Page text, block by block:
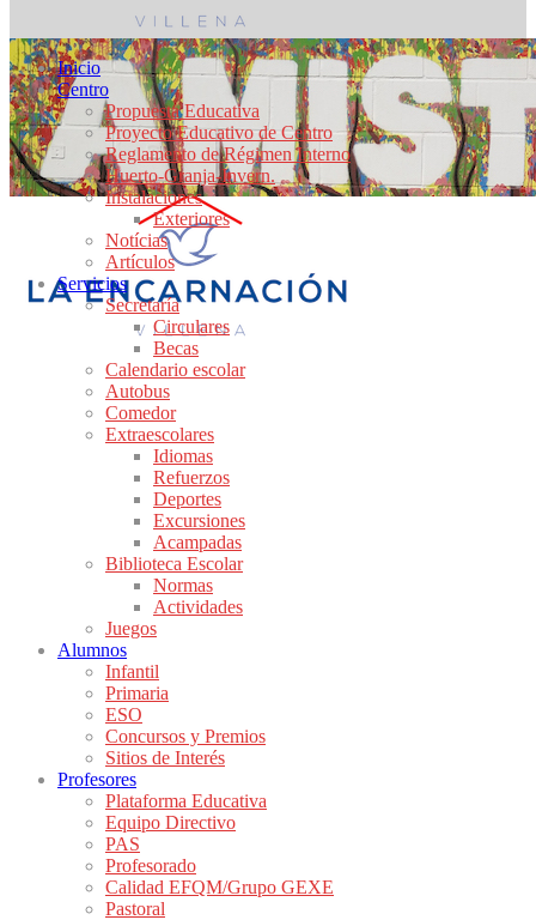
Inicio
Centro
Propuesta Educativa
Proyecto Educativo de Centro
Reglamento de Régimen Interno
Huerto-Granja-Invern.
Instalaciones
Exteriores
Notícias
Artículos
Servicios
Secretaría
Circulares
Becas
Calendario escolar
Autobus
Comedor
Extraescolares
Idiomas
Refuerzos
Deportes
Excursiones
Acampadas
Biblioteca Escolar
Normas
Actividades
Juegos
Alumnos
Infantil
Primaria
ESO
Concursos y Premios
Sitios de Interés
Profesores
Plataforma Educativa
Equipo Directivo
PAS
Profesorado
Calidad EFQM/Grupo GEXE
Pastoral